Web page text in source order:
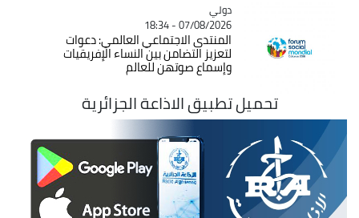
Catégorie
دولي
07/08/2026 - 18:34
المنتدى الاجتماعي العالمي: دعوات
لتعزيز التضامن بين النساء الإفريقيات
وإسماع صوتهن للعالم
تحميل تطبيق الاذاعة الجزائرية